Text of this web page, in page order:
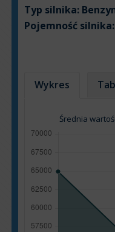
Typ silnika:
Pojemność silnika:
Wykres
Średnia